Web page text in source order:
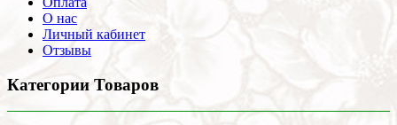
О нас
Личный кабинет
Отзывы
Категории Товаров